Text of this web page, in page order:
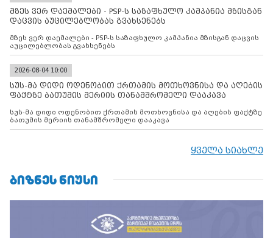
მზეს ვერ დაემალები - PSP-ს საზაფხულო კამპანია მზისგან
დაცვის აუცილებლობას გვახსენებს
მზეს ვერ დაემალები - PSP-ს საზაფხულო კამპანია მზისგან დაცვის
აუცილებლობას გვახსენებს
2026-08-04 10:00
სუს-მა დიდი ოდენობით ქრთამის მოთხოვნისა და აღების
ფაქტზე ბათუმის მერიის თანამშრომელი დააკავა
სუს-მა დიდი ოდენობით ქრთამის მოთხოვნისა და აღების ფაქტზე
ბათუმის მერიის თანამშრომელი დააკავა
ყველა სიახლე
ᲑᲘᲖᲜᲔᲡ ᲜᲘᲣᲡᲘ